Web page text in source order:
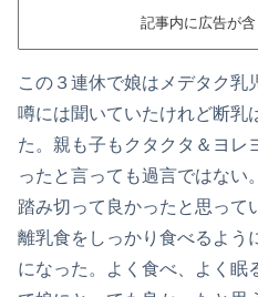
記事内に広告が含
この３連休で娘はメデタク乳
噂には聞いていたけれど断乳
た。親も子もクタクタ＆ヨレ
ったと言っても過言ではない
踏み切って良かったと思って
離乳食をしっかり食べるよう
になった。よく食べ、よく眠